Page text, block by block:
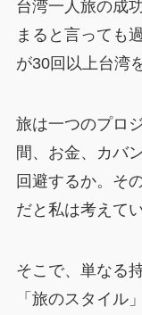
台湾一人旅の成
まると言っても
が30回以上台湾
旅は一つのプロ
間、お金、カバ
回避するか。そ
だと私は考えて
そこで、単なる
「旅のスタイル